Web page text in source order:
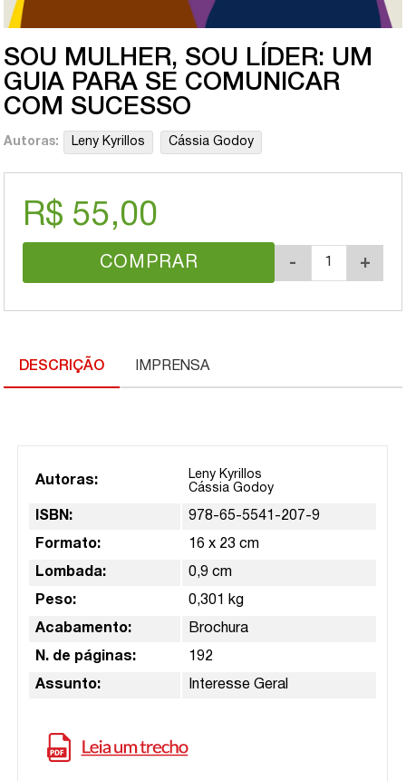
SOU MULHER, SOU LÍDER: UM
GUIA PARA SE COMUNICAR
COM SUCESSO
Autoras: Leny Kyrillos Cássia Godoy
R$ 55,00
COMPRAR - +
DESCRIÇÃO IMPRENSA
Autoras:
Leny Kyrillos
Cássia Godoy
ISBN: 978-65-5541-207-9
Formato: 16 x 23 cm
Lombada: 0,9 cm
Peso: 0,301 kg
Acabamento: Brochura
N. de páginas: 192
Assunto: Interesse Geral